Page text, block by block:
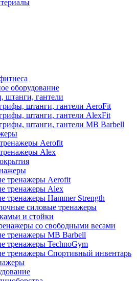
оборудование
штанги, гантели
штанги, гантели AeroFit
штанги, гантели AlexFit
штанги, гантели MB Barbell
Aerofit
Alex
тренажеры Aerofit
тренажеры Alex
тренажеры Hammer Strength
силовые тренажеры
и стойки
со свободными весами
тренажеры MB Barbell
тренажеры TechnoGym
тренажеры Спортивный инвентарь